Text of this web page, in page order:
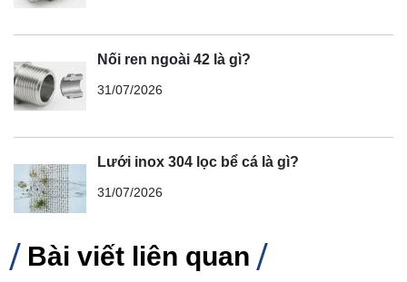
Nối ren ngoài 42 là gì?
31/07/2026
Lưới inox 304 lọc bể cá là gì?
31/07/2026
Bài viết liên quan